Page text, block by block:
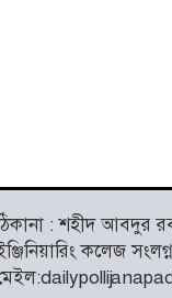
: শহীদ আবদুর
কলেজ